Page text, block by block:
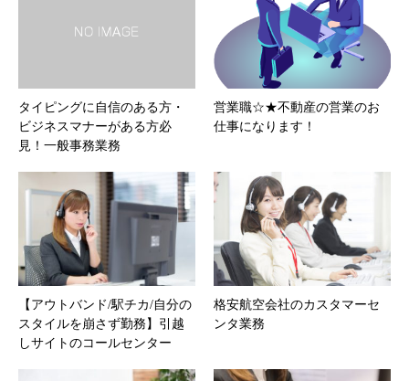
タイピングに自信のある方・
ビジネスマナーがある方必
見！一般事務業務
営業職☆★不動産の営業のお
仕事になります！
【アウトバンド/駅チカ/自分の
スタイルを崩さず勤務】引越
しサイトのコールセンター
格安航空会社のカスタマーセ
ンタ業務